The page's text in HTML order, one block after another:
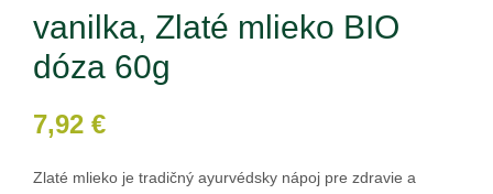
vanilka, Zlaté mlieko BIO
dóza 60g
7,92 €
Zlaté mlieko je tradičný ayurvédsky nápoj pre zdravie a